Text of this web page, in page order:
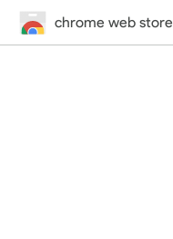
chrome web store